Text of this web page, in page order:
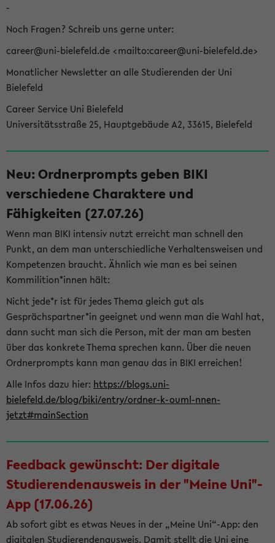
-
Noch Fragen? Schreib uns gerne unter:
career@uni-bielefeld.de <mailto:career@uni-bielefeld.de>
Monatlicher Newsletter an alle Studierenden der Uni
Bielefeld
Career Service Uni Bielefeld
Universitätsstraße 25, Hauptgebäude A2, 33615, Bielefeld
Neu: Ordnerprompts geben BIKI
verschiedene Charaktere und
Fähigkeiten (27.07.26)
Wenn man BIKI intensiv nutzt erreicht man schnell den
Punkt, an dem man unterschiedliche Verhaltensweisen und
Kompetenzen braucht. Ähnlich wie man es bei seinen
Kommilition*innen hält:
Nicht jede*r ist für jedes Thema gleich gut als
Gesprächspartner*in geeignet und wenn man die Wahl hat,
dann sucht man sich die Person, mit der man am besten
über das konkrete Thema sprechen kann. Über die neuen
Ordnerprompts kann man genau das in BIKI erreichen!
Alle Infos dazu hier: https://blogs.uni-
bielefeld.de/blog/biki/entry/ordner-k-ouml-nnen-
jetzt#mainSection
Feedback gewünscht: Der digitale
Studierendenausweis in der "Meine Uni"-
App (17.06.26)
Ab sofort gibt es etwas Neues in der „Meine Uni“-App: den
digitalen Studierendenausweis. Damit stellt die Uni eine